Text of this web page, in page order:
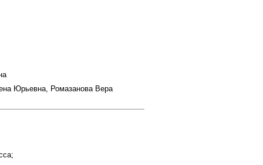
Юрьевна, Ромазанова Вера